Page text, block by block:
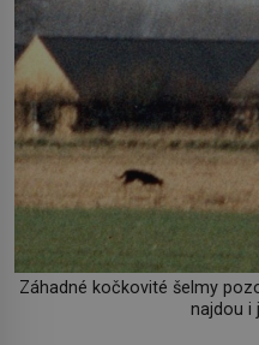
Záhadné kočkovité šelmy
najdou i